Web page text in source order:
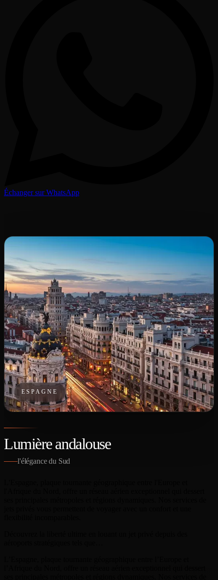
Échanger sur WhatsApp
ESPAGNE
Lumière andalouse
l'élégance du Sud